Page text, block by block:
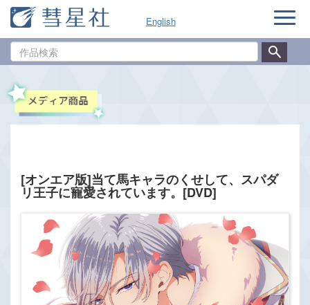
English
作
品
ナ
ゲ
[オンエア版]当て馬キャラのくせして、スパダ
リ王子に寵愛されています。[DVD]